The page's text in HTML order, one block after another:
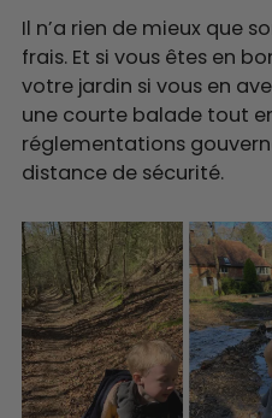
Il n’a rien de mieux que
frais. Et si vous êtes en
votre jardin si vous en
une courte balade tout
réglementations
distance de sécurité.